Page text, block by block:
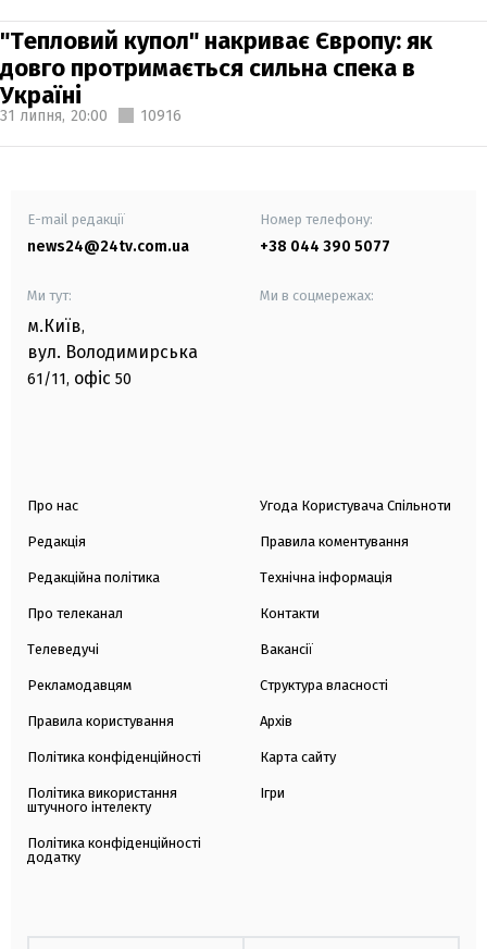
"Тепловий купол" накриває Європу: як
довго протримається сильна спека в
Україні
31 липня, 20:00 10916
E-mail редакції
news24@24tv.com.ua
Номер телефону:
+38 044 390 5077
Ми тут:
м.Київ,
вул. Володимирська
61/11, офіс 50
Ми в соцмережах:
Про нас
Редакція
Редакційна політика
Про телеканал
Телеведучі
Рекламодавцям
Правила користування
Політика конфіденційності
Політика використання
штучного інтелекту
Політика конфіденційності
додатку
Угода Користувача Спільноти
Правила коментування
Технічна інформація
Контакти
Вакансії
Структура власності
Архів
Карта сайту
Ігри